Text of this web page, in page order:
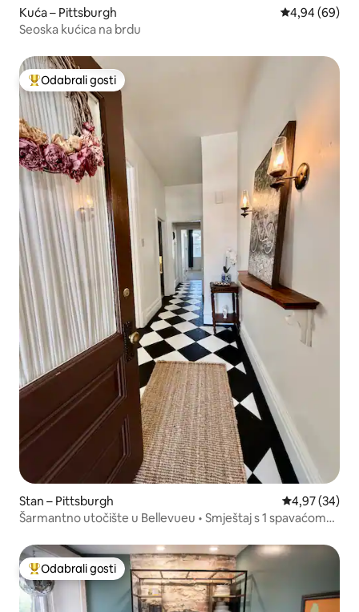
Kuća – Pittsburgh Prosječna
4,94 (69)
Seoska kućica na brdu
Među najviše rangiranima s oznakom „Odabrali gosti”
Odabrali gosti
Stan – Pittsburgh Prosječna
4,97 (34)
Šarmantno utočište u Bellevueu • Smještaj s 1 spavaćom
Među najviše rangiranima s oznakom „Odabrali gosti”
Odabrali gosti